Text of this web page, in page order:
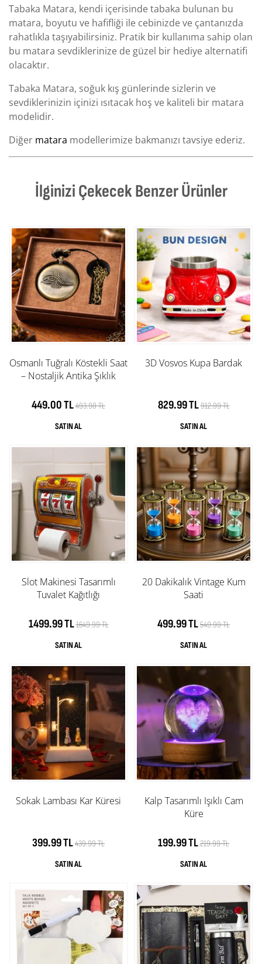
Tabaka Matara, kendi içerisinde tabaka bulunan bu
matara, boyutu ve hafifliği ile cebinizde ve çantanızda
rahatlıkla taşıyabilirsiniz. Pratik bir kullanıma sahip olan
bu matara sevdiklerinize de güzel bir hediye alternatifi
olacaktır.
Tabaka Matara, soğuk kış günlerinde sizlerin ve
sevdiklerinizin içinizi ısıtacak hoş ve kaliteli bir matara
modelidir.
Diğer matara modellerimize bakmanızı tavsiye ederiz.
İlginizi Çekecek Benzer Ürünler
Osmanlı Tuğralı Köstekli Saat
– Nostaljik Antika Şıklık
449.00 TL493.90 TL
3D Vosvos Kupa Bardak
829.99 TL912.99 TL
Slot Makinesi Tasarımlı
Tuvalet Kağıtlığı
1499.99 TL1649.99 TL
20 Dakikalık Vintage Kum
Saati
499.99 TL549.99 TL
Sokak Lambası Kar Küresi
399.99 TL439.99 TL
Kalp Tasarımlı Işıklı Cam
Küre
199.99 TL219.99 TL